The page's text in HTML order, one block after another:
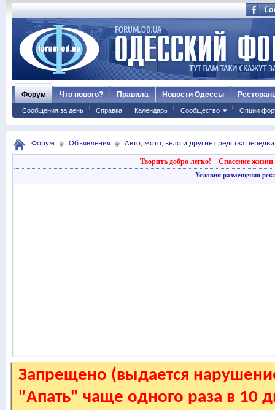
Форум
Сообщения за день Справка Календарь Сообщество Опции
Что нового? Правила Новости Одессы
Форум Объявления Авто, мото, вело и другие средства
Творить добро легко! Спасение жизни
Условия размещения
Запрещено (выдается
"Апать" чаще одного раза в 10